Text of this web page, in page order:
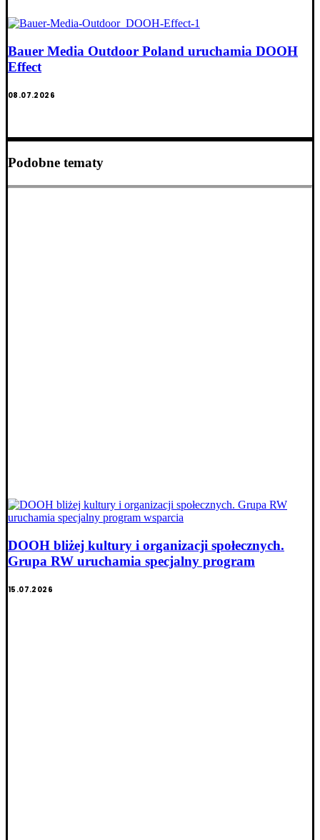
Bauer Media Outdoor Poland uruchamia DOOH
Effect
08.07.2026
Podobne tematy
DOOH bliżej kultury i organizacji społecznych.
Grupa RW uruchamia specjalny program
15.07.2026